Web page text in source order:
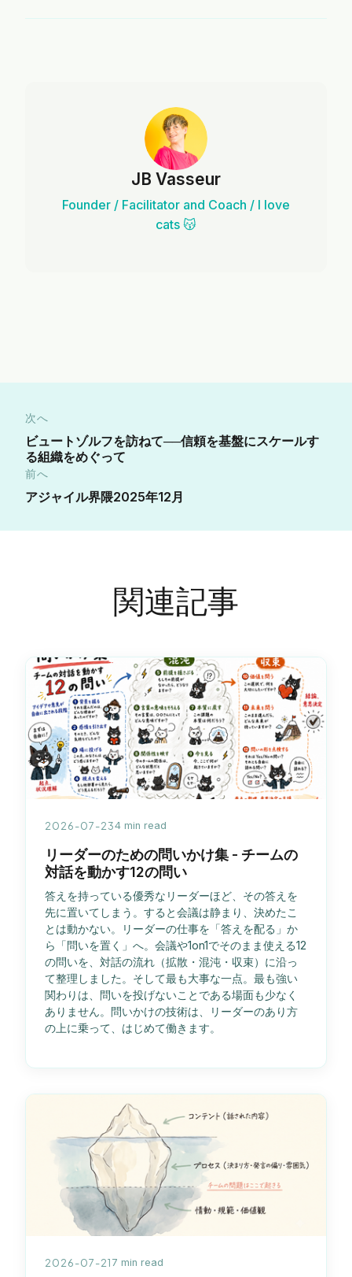
JB Vasseur
Founder / Facilitator and Coach / I love
cats 😽
次へ
ビュートゾルフを訪ねて──信頼を基盤にスケールす
る組織をめぐって
前へ
アジャイル界隈2025年12月
関連記事
2026-07-234 min read
リーダーのための問いかけ集 - チームの
対話を動かす12の問い
答えを持っている優秀なリーダーほど、その答えを
先に置いてしまう。すると会議は静まり、決めたこ
とは動かない。リーダーの仕事を「答えを配る」か
ら「問いを置く」へ。会議や1on1でそのまま使える12
の問いを、対話の流れ（拡散・混沌・収束）に沿っ
て整理しました。そして最も大事な一点。最も強い
関わりは、問いを投げないことである場面も少なく
ありません。問いかけの技術は、リーダーのあり方
の上に乗って、はじめて働きます。
2026-07-21 7 min read